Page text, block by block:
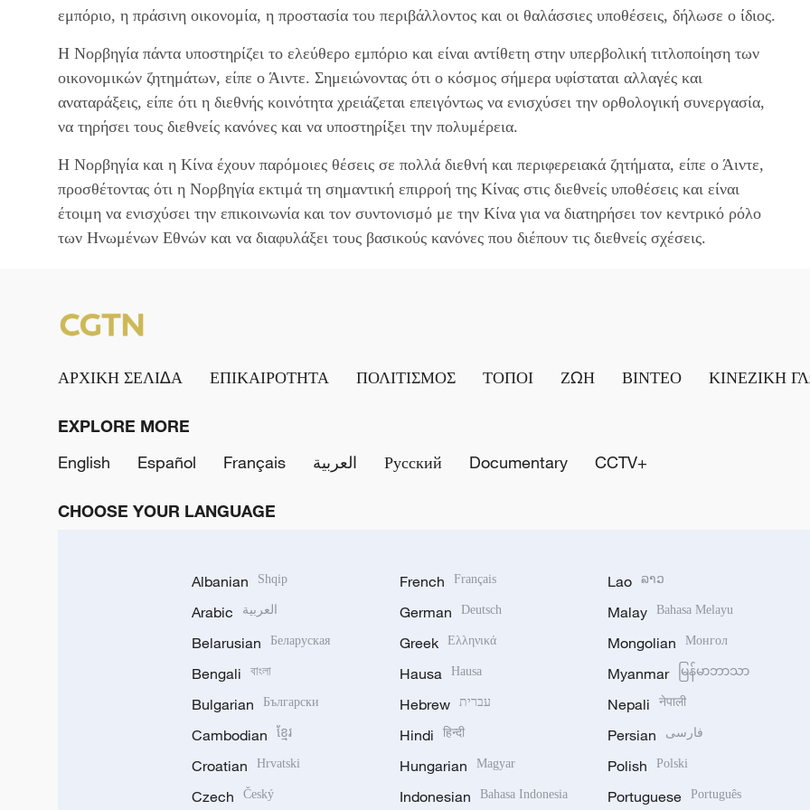
εμπόριο, η πράσινη οικονομία, η προστασία του περιβάλλοντος και οι θαλάσσιες υποθέσεις, δήλωσε ο ίδιος.
Η Νορβηγία πάντα υποστηρίζει το ελεύθερο εμπόριο και είναι αντίθετη στην υπερβολική τιτλοποίηση των
οικονομικών ζητημάτων, είπε ο Άιντε. Σημειώνοντας ότι ο κόσμος σήμερα υφίσταται αλλαγές και
αναταράξεις, είπε ότι η διεθνής κοινότητα χρειάζεται επειγόντως να ενισχύσει την ορθολογική συνεργασία,
να τηρήσει τους διεθνείς κανόνες και να υποστηρίξει την πολυμέρεια.
Η Νορβηγία και η Κίνα έχουν παρόμοιες θέσεις σε πολλά διεθνή και περιφερειακά ζητήματα, είπε ο Άιντε,
προσθέτοντας ότι η Νορβηγία εκτιμά τη σημαντική επιρροή της Κίνας στις διεθνείς υποθέσεις και είναι
έτοιμη να ενισχύσει την επικοινωνία και τον συντονισμό με την Κίνα για να διατηρήσει τον κεντρικό ρόλο
των Ηνωμένων Εθνών και να διαφυλάξει τους βασικούς κανόνες που διέπουν τις διεθνείς σχέσεις.
ΑΡΧΙΚΗ ΣΕΛΙΔΑ ΕΠΙΚΑΙΡΟΤΗΤΑ ΠΟΛΙΤΙΣΜΟΣ ΤΟΠΟΙ ΖΩΗ ΒΙΝΤΕΟ ΚΙΝΕΖΙΚΗ
EXPLORE MORE
English
Español Français العربية Русский Documentary CCTV+
CHOOSE YOUR LANGUAGE
Albanian Shqip
Arabic العربية
Belarusian Беларуская
Bengali বাংলা
Bulgarian Български
Cambodian ខ្មែរ
Croatian Hrvatski
Czech Český
French Français
German Deutsch
Greek Ελληνικά
Hausa Hausa
Hebrew עברית
Hindi हिन्दी
Hungarian Magyar
Indonesian Bahasa Indonesia
Lao ລາວ
Malay Bahasa Melayu
Mongolian Монгол
Myanmar မြန်မာဘာသာ
Nepali नेपाली
Persian فارسی
Polish Polski
Portuguese Português